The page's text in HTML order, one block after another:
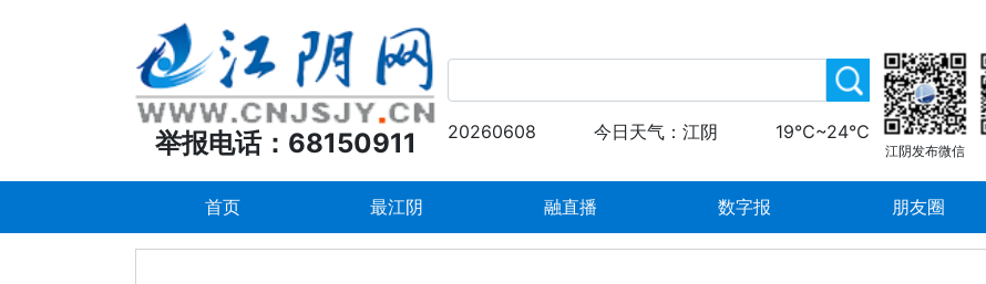
举报电话：68150911 20260608 今日天气：江阴 19℃~24℃
江阴发布微信
首页 最江阴 融直播 数字报 朋友圈